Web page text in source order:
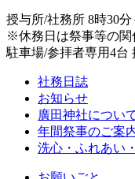
授与所/社務所 8時30分
※休務日は祭事等の関
駐車場/参拝者専用4台
社務日誌
お知らせ
廣田神社につい
年間祭事のご案
洗心・ふれあい